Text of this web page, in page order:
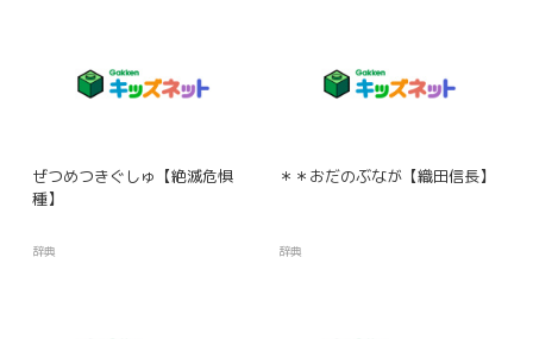
ぜつめつきぐしゅ【絶滅危惧
種】
辞典
＊＊おだのぶなが【織田信長】
辞典